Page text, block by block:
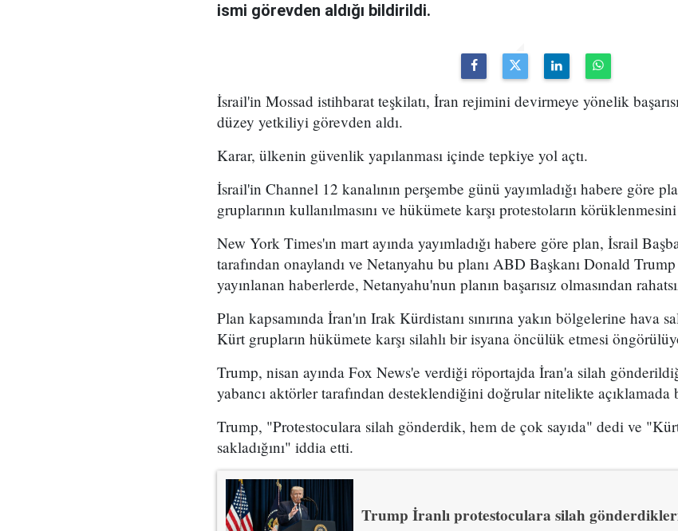
ismi görevden aldığı bildirildi.
İsrail'in Mossad istihbarat teşkilatı, İran rejimini devirmeye yönelik
düzey yetkiliyi görevden aldı.
Karar, ülkenin güvenlik yapılanması içinde tepkiye yol açtı.
İsrail'in Channel 12 kanalının perşembe günü yayımladığı habere göre
gruplarının kullanılmasını ve hükümete karşı protestoların
New York Times'ın mart ayında yayımladığı habere göre plan, İsrail
tarafından onaylandı ve Netanyahu bu planı ABD Başkanı Donald
yayınlanan haberlerde, Netanyahu'nun planın başarısız olmasından
Plan kapsamında İran'ın Irak Kürdistanı sınırına yakın bölgelerine hava
Kürt grupların hükümete karşı silahlı bir isyana öncülük etmesi
Trump, nisan ayında Fox News'e verdiği röportajda İran'a silah
yabancı aktörler tarafından desteklendiğini doğrular nitelikte açıklamada
Trump, "Protestoculara silah gönderdik, hem de çok sayıda" dedi ve
sakladığını" iddia etti.
Trump İranlı protestoculara silah